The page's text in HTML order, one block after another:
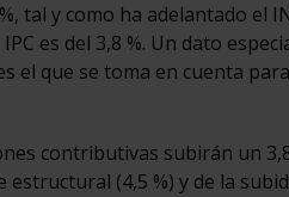
tal y como ha adelantado el
es del 3,8 %. Un dato
el que se toma en cuenta
contributivas subirán un
estructural (4,5 %) y de la